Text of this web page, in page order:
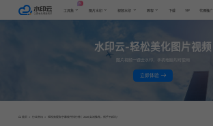
工具集 图片水印 视频水印 教程 下载 VIP 代理推广
水印云-轻松美化图片视频
图片视频一键去水印，手机电脑均可使用
立即体验
首页 > 行业资讯 > 短视频提取字幕软件排行榜｜2026 实测推荐，新手不踩坑！